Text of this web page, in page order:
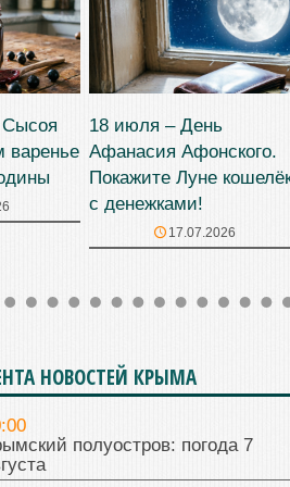
варенье
18 июля – День
Афанасия Афонского.
Покажите Луне
с денежками!
17.07.2026
НОВОСТЕЙ КРЫМА
полуостров: погода 7